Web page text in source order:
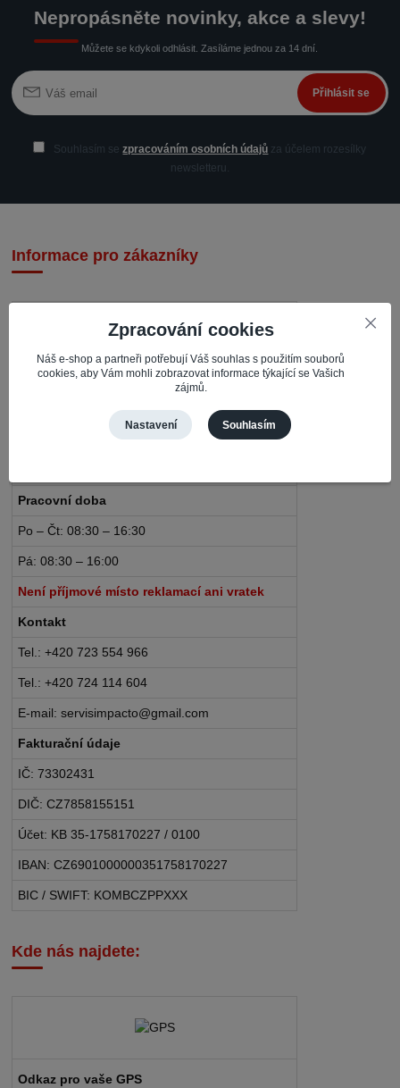
Nepropásněte novinky, akce a slevy!
Můžete se kdykoli odhlásit. Zasíláme jednou za 14 dní.
Přihlásit se
Souhlasím sezpracováním osobních údajů za účelem rozesílky
newsletteru.
Informace pro zákazníky
IMPACTO – Ingrid Kaczorová
735 81 Bohumín – Nový Bohumín
Pracovní doba
Po – Čt: 08:30 – 16:30
Pá: 08:30 – 16:00
Není příjmové místo reklamací ani vratek
Kontakt
Tel.: +420 723 554 966
Tel.: +420 724 114 604
E-mail: servisimpacto@gmail.com
Fakturační údaje
IČ: 73302431
DIČ: CZ7858155151
Účet: KB 35-1758170227 / 0100
IBAN: CZ6901000000351758170227
BIC / SWIFT: KOMBCZPPXXX
Kde nás najdete:
Odkaz pro vaše GPS
Zpracování cookies
Náš e-shop a partneři potřebují Váš souhlas s použitím souborů
cookies, aby Vám mohli zobrazovat informace týkající se Vašich
zájmů.
Nastavení Souhlasím